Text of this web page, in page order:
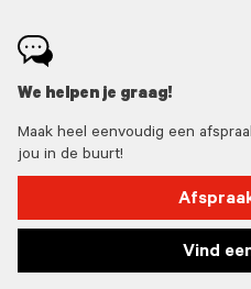
We helpen je graag!
Maak heel eenvoudig een
jou in de buurt!
Vind